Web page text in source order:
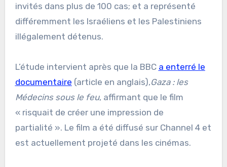
invités dans plus de 100 cas; et a représenté
différemment les Israéliens et les Palestiniens
illégalement détenus.
L’étude intervient après que la BBC a enterré le
documentaire (article en anglais),Gaza : les
Médecins sous le feu, affirmant que le film
« risquait de créer une impression de
partialité ». Le film a été diffusé sur Channel 4 et
est actuellement projeté dans les cinémas.